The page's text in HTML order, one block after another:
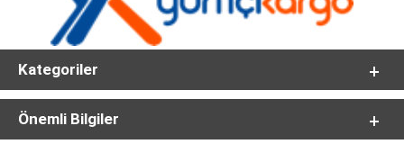
Kategoriler
Önemli Bilgiler